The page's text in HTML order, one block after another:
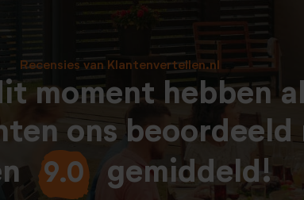
Recensies van Klantenvertellen.nl
moment hebben al
ons beoordeeld
9.0 gemiddeld!